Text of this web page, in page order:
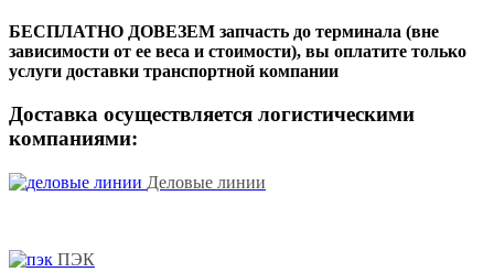
БЕСПЛАТНО ДОВЕЗЕМ запчасть до терминала (вне
зависимости от ее веса и стоимости), вы оплатите только
услуги доставки транспортной компании
Доставка осуществляется логистическими
компаниями:
Деловые линии
ПЭК